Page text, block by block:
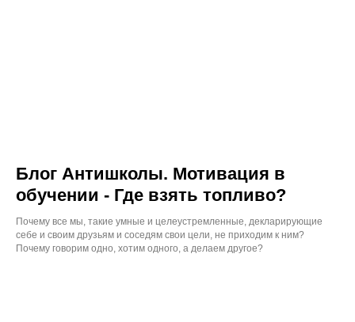
Блог Антишколы. Мотивация в
обучении - Где взять топливо?
Почему все мы, такие умные и целеустремленные, декларирующие
себе и своим друзьям и соседям свои цели, не приходим к ним?
Почему говорим одно, хотим одного, а делаем другое?